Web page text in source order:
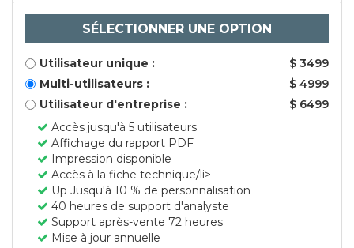
SÉLECTIONNER UNE OPTION
Utilisateur unique :
$ 3499
Multi-utilisateurs :
$ 4999
Utilisateur d'entreprise :
$ 6499
Accès jusqu'à 5 utilisateurs
Affichage du rapport PDF
Impression disponible
Accès à la fiche technique/li>
Up Jusqu'à 10 % de personnalisation
40 heures de support d'analyste
Support après-vente 72 heures
Mise à jour annuelle